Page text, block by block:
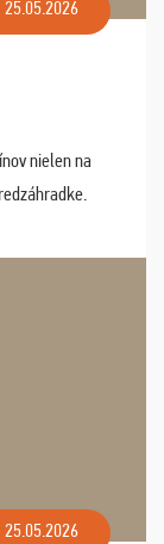
25.05.2026
nielen na
: ...
25.05.2026